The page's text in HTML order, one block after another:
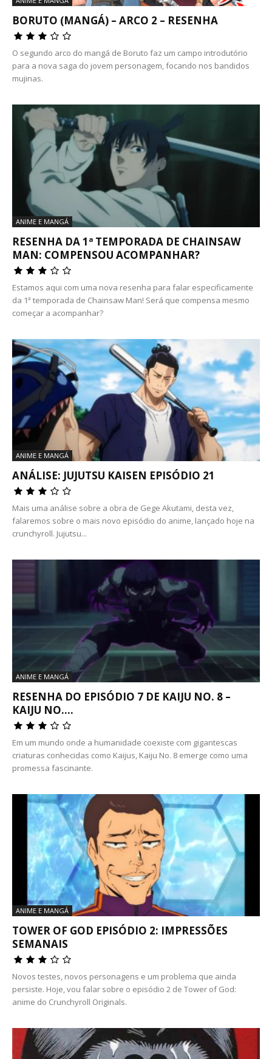
BORUTO (MANGÁ) – ARCO 2 – RESENHA
O segundo arco do mangá de Boruto faz um campo introdutório
para a nova saga do jovem personagem, focando nos bandidos
mujinas.
ANIME E MANGÁ
RESENHA DA 1ª TEMPORADA DE CHAINSAW
MAN: COMPENSOU ACOMPANHAR?
Estamos aqui com uma nova resenha para falar especificamente
da 1ª temporada de Chainsaw Man! Será que compensa mesmo
começar a acompanhar?
ANIME E MANGÁ
ANÁLISE: JUJUTSU KAISEN EPISÓDIO 21
Mais uma análise sobre a obra de Gege Akutami, desta vez,
falaremos sobre o mais novo episódio do anime, lançado hoje na
crunchyroll. Jujutsu...
ANIME E MANGÁ
RESENHA DO EPISÓDIO 7 DE KAIJU NO. 8 –
KAIJU NO....
Em um mundo onde a humanidade coexiste com gigantescas
criaturas conhecidas como Kaijus, Kaiju No. 8 emerge como uma
promessa fascinante.
ANIME E MANGÁ
TOWER OF GOD EPISÓDIO 2: IMPRESSÕES
SEMANAIS
Novos testes, novos personagens e um problema que ainda
persiste. Hoje, vou falar sobre o episódio 2 de Tower of God:
anime do Crunchyroll Originals.